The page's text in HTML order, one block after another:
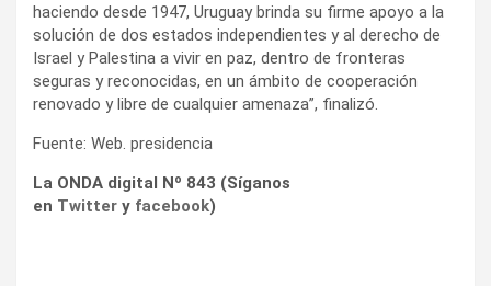
haciendo desde 1947, Uruguay brinda su firme apoyo a la
solución de dos estados independientes y al derecho de
Israel y Palestina a vivir en paz, dentro de fronteras
seguras y reconocidas, en un ámbito de cooperación
renovado y libre de cualquier amenaza”, finalizó.
Fuente: Web. presidencia
La ONDA digital Nº 843 (Síganos
en Twitter y facebook)